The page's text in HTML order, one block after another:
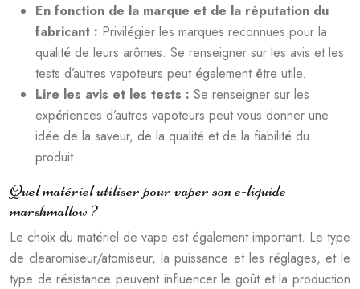
En fonction de la marque et de la réputation du
fabricant : Privilégier les marques reconnues pour la
qualité de leurs arômes. Se renseigner sur les avis et les
tests d’autres vapoteurs peut également être utile.
Lire les avis et les tests : Se renseigner sur les
expériences d’autres vapoteurs peut vous donner une
idée de la saveur, de la qualité et de la fiabilité du
produit.
Quel matériel utiliser pour vaper son e-liquide
marshmallow ?
Le choix du matériel de vape est également important. Le type
de clearomiseur/atomiseur, la puissance et les réglages, et le
type de résistance peuvent influencer le goût et la production